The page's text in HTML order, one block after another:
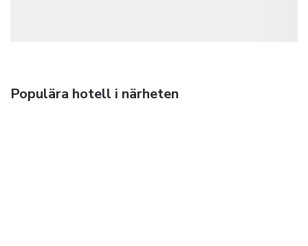
Populära hotell i närheten